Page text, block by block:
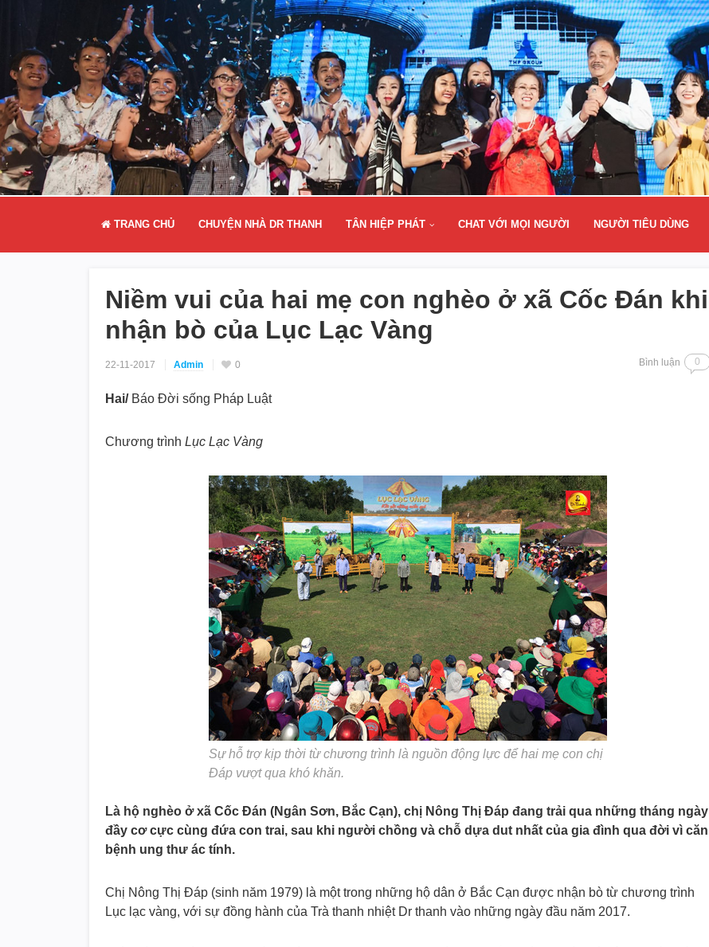
TRANG CHỦ CHUYỆN NHÀ DR THANH TÂN HIỆP PHÁT CHAT VỚI MỌI NGƯỜI NGƯỜI TIÊU DÙNG
Niềm vui của hai mẹ con nghèo ở xã Cốc Đán khi
nhận bò của Lục Lạc Vàng
22-11-2017 Admin 0 Bình luận 0
Hai/ Báo Đời sống Pháp Luật
Chương trình Lục Lạc Vàng
Sự hỗ trợ kịp thời từ chương trình là nguồn động lực để hai mẹ con chị
Đáp vượt qua khó khăn.
Là hộ nghèo ở xã Cốc Đán (Ngân Sơn, Bắc Cạn), chị Nông Thị Đáp đang trải qua những tháng ngày
đầy cơ cực cùng đứa con trai, sau khi người chồng và chỗ dựa dut nhất của gia đình qua đời vì căn
bệnh ung thư ác tính.
Chị Nông Thị Đáp (sinh năm 1979) là một trong những hộ dân ở Bắc Cạn được nhận bò từ chương trình
Lục lạc vàng, với sự đồng hành của Trà thanh nhiệt Dr thanh vào những ngày đầu năm 2017.